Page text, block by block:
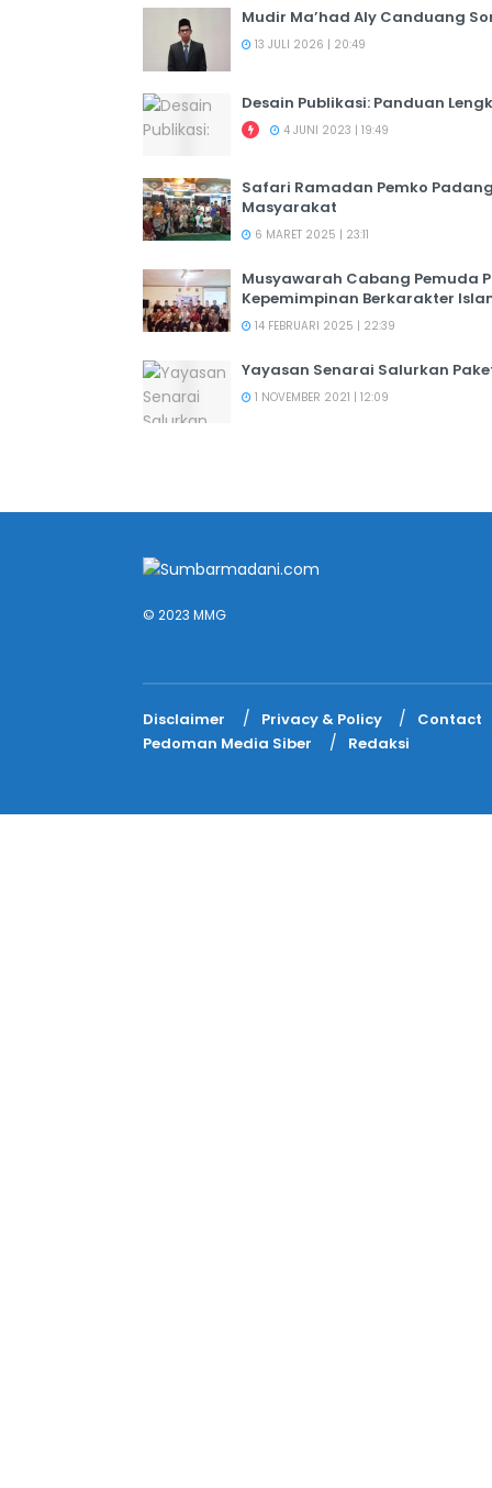
Mudir Ma’had Aly Canduang
13 JULI 2026 | 20:49
Desain Publikasi: Panduan
4 JUNI 2023 | 19:49
Safari Ramadan Pemko
Masyarakat
6 MARET 2025 | 23:11
Musyawarah Cabang Pemuda
Kepemimpinan Berkarakter
14 FEBRUARI 2025 | 22:39
Yayasan Senarai Salurkan
1 NOVEMBER 2021 | 12:09
© 2023 MMG
Disclaimer Privacy & Policy
Contact
Pedoman Media Siber
Redaksi